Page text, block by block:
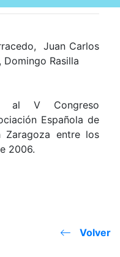
Juan Carlos
Domingo Rasilla
al V Congreso
Española de
Zaragoza entre los
2006.
Volver